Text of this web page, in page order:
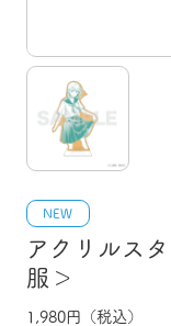
NEW
アクリルス
服＞
1,980円（税込）